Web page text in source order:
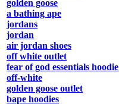
golden goose
a bathing ape
jordans
jordan
air jordan shoes
off white outlet
fear of god essentials hoodie
off-white
golden goose outlet
bape hoodies